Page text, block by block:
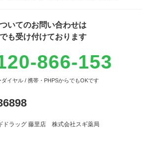
いてのお問い合わせは
も受け付けております
866-153
イヤル / 携帯・PHPSからでもOKです
ドラッグ 藤里店 株式会社スギ薬局